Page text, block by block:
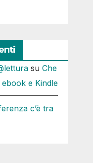
su Che
e Kindle
c’è tra